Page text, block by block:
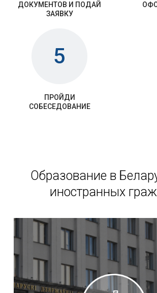
ДОКУМЕНТОВ И ПОДАЙ
ЗАЯВКУ
5
ПРОЙДИ
СОБЕСЕДОВАНИЕ
Образование в
иностранных